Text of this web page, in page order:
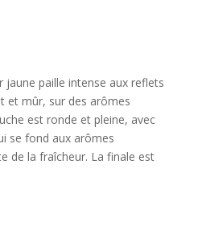
jaune paille intense aux reflets
et mûr, sur des arômes
est ronde et pleine, avec
se fond aux arômes
de la fraîcheur. La finale est